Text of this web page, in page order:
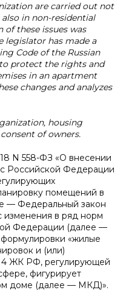
are carried out not
in non-residential
these issues was
legislator has made a
Code of the Russian
protect the rights and
in an apartment
changes and analyzes
housing
of owners.
N 558-ФЗ «О внесении
Российской Федерации
помещений в
— Федеральный закон
изменения в ряд норм
Федерации (далее —
«жилые
и (или)
4 ЖК РФ, регулирующей
фигурирует
доме (далее — МКД)».